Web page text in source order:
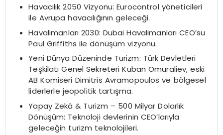
Havacılık 2050 Vizyonu: Eurocontrol yöneticileri
ile Avrupa havacılığının geleceği.
Havalimanları 2030: Dubai Havalimanları CEO’su
Paul Griffiths ile dönüşüm vizyonu.
Yeni Dünya Düzeninde Turizm: Türk Devletleri
Teşkilatı Genel Sekreteri Kuban Omuraliev, eski
AB Komiseri Dimitris Avramopoulos ve bölgesel
liderlerle jeopolitik tartışma.
Yapay Zekâ & Turizm – 500 Milyar Dolarlık
Dönüşüm: Teknoloji devlerinin CEO’larıyla
geleceğin turizm teknolojileri.